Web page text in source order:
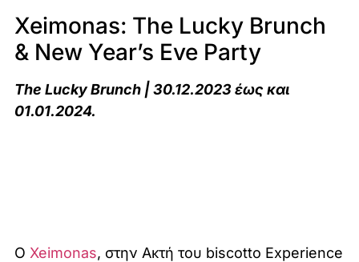
Xeimonas: The Lucky Brunch
& New Year’s Eve Party
The Lucky Brunch | 30.12.2023 έως και
01.01.2024.
Ο Xeimonas, στην Ακτή του biscotto Experience